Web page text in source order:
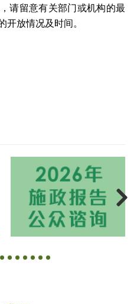
请留意有关部门或机构的最
开放情况及时间。